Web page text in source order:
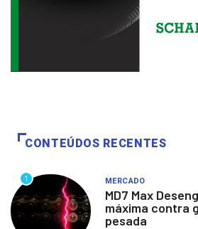
CONTEÚDOS RECENTES
1 MERCADO
MD7 Max
máxima contra
pesada